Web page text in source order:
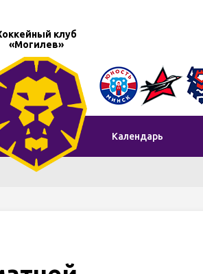
клуб
«Могилев»
Календарь